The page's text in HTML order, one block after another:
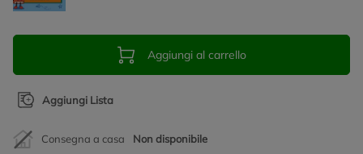
Aggiungi al carrello
Aggiungi Lista
Consegna a casa Non disponibile